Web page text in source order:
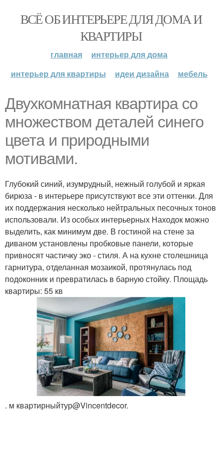
ВСЁ ОБ ИНТЕРЬЕРЕ ДЛЯ ДОМА И
КВАРТИРЫ
главная
интерьер для дома
интерьер для квартиры
идеи дизайна мебель
Двухкомнатная квартира со
множеством деталей синего
цвета и природными
мотивами.
Глубокий синий, изумрудный, нежный голубой и яркая
бирюза - в интерьере присутствуют все эти оттенки. Для
их поддержания несколько нейтральных песочных тонов
использовали. Из особых интерьерных Находок можно
выделить, как минимум две. В гостиной на стене за
диваном установлены пробковые панели, которые
привносят частичку эко - стиля. А на кухне столешница
гарнитура, отделанная мозаикой, протянулась под
подоконник и превратилась в барную стойку. Площадь
квартиры: 55 кв
. м квартирныйтур@Vincentdecor.